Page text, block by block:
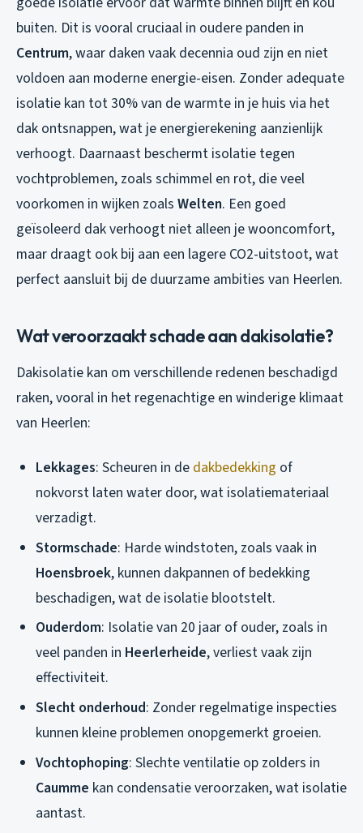
buiten. Dit is vooral cruciaal in oudere panden in
Centrum, waar daken vaak decennia oud zijn en niet
voldoen aan moderne energie-eisen. Zonder adequate
isolatie kan tot 30% van de warmte in je huis via het
dak ontsnappen, wat je energierekening aanzienlijk
verhoogt. Daarnaast beschermt isolatie tegen
vochtproblemen, zoals schimmel en rot, die veel
voorkomen in wijken zoals Welten. Een goed
geïsoleerd dak verhoogt niet alleen je wooncomfort,
maar draagt ook bij aan een lagere CO2-uitstoot, wat
perfect aansluit bij de duurzame ambities van Heerlen.
Wat veroorzaakt schade aan dakisolatie?
Dakisolatie kan om verschillende redenen beschadigd
raken, vooral in het regenachtige en winderige klimaat
van Heerlen:
Lekkages: Scheuren in de dakbedekking of
nokvorst laten water door, wat isolatiemateriaal
verzadigt.
Stormschade: Harde windstoten, zoals vaak in
Hoensbroek, kunnen dakpannen of bedekking
beschadigen, wat de isolatie blootstelt.
Ouderdom: Isolatie van 20 jaar of ouder, zoals in
veel panden in Heerlerheide, verliest vaak zijn
effectiviteit.
Slecht onderhoud: Zonder regelmatige inspecties
kunnen kleine problemen onopgemerkt groeien.
Vochtophoping: Slechte ventilatie op zolders in
Caumme kan condensatie veroorzaken, wat isolatie
aantast.